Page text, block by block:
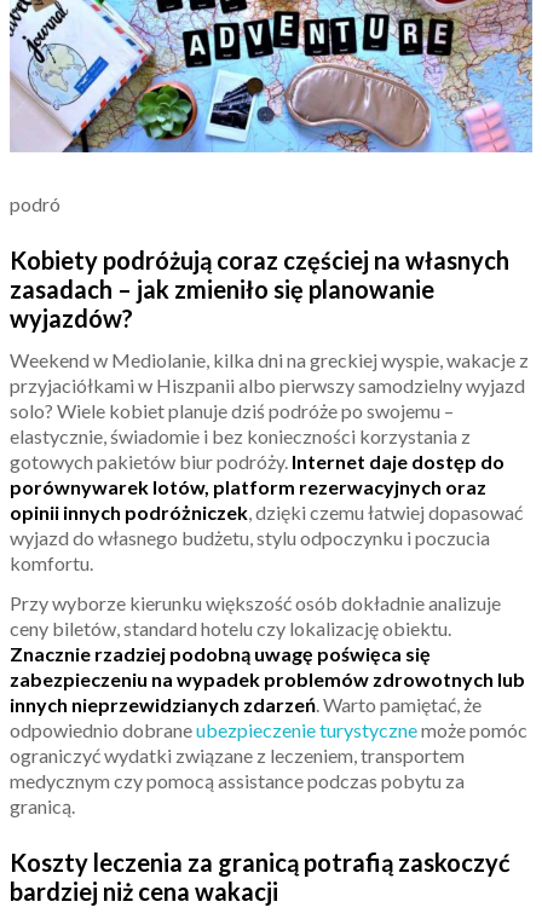
podró
Kobiety podróżują coraz częściej na własnych
zasadach – jak zmieniło się planowanie
wyjazdów?
Weekend w Mediolanie, kilka dni na greckiej wyspie, wakacje z
przyjaciółkami w Hiszpanii albo pierwszy samodzielny wyjazd
solo? Wiele kobiet planuje dziś podróże po swojemu –
elastycznie, świadomie i bez konieczności korzystania z
gotowych pakietów biur podróży. Internet daje dostęp do
porównywarek lotów, platform rezerwacyjnych oraz
opinii innych podróżniczek, dzięki czemu łatwiej dopasować
wyjazd do własnego budżetu, stylu odpoczynku i poczucia
komfortu.
Przy wyborze kierunku większość osób dokładnie analizuje
ceny biletów, standard hotelu czy lokalizację obiektu.
Znacznie rzadziej podobną uwagę poświęca się
zabezpieczeniu na wypadek problemów zdrowotnych lub
innych nieprzewidzianych zdarzeń. Warto pamiętać, że
odpowiednio dobraneubezpieczenie turystycznemoże pomóc
ograniczyć wydatki związane z leczeniem, transportem
medycznym czy pomocą assistance podczas pobytu za
granicą.
Koszty leczenia za granicą potrafią zaskoczyć
bardziej niż cena wakacji